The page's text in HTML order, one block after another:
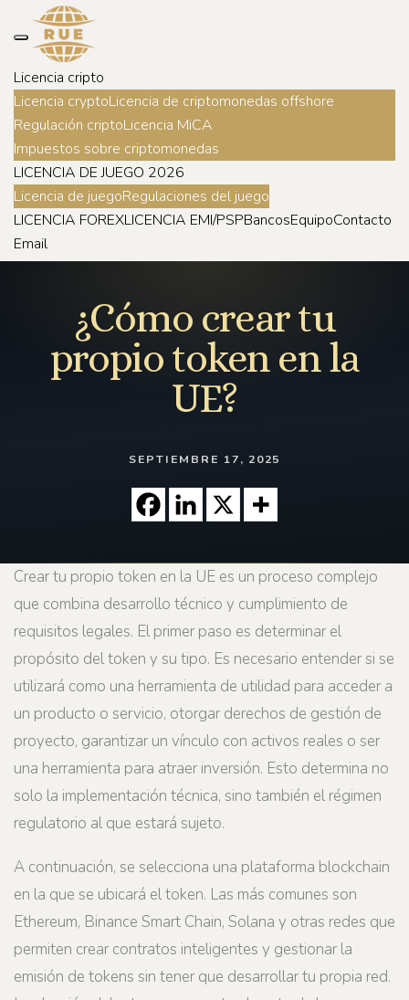
Licencia cripto
Licencia cryptoLicencia de criptomonedas offshore
Regulación criptoLicencia MiCA
Impuestos sobre criptomonedas
LICENCIA DE JUEGO 2026
Licencia de juegoRegulaciones del juego
LICENCIA FOREXLICENCIA EMI/PSPBancosEquipoContacto
Email
¿Cómo crear tu
propio token en la
UE?
SEPTIEMBRE 17, 2025
Crear tu propio token en la UE es un proceso complejo
que combina desarrollo técnico y cumplimiento de
requisitos legales. El primer paso es determinar el
propósito del token y su tipo. Es necesario entender si se
utilizará como una herramienta de utilidad para acceder a
un producto o servicio, otorgar derechos de gestión de
proyecto, garantizar un vínculo con activos reales o ser
una herramienta para atraer inversión. Esto determina no
solo la implementación técnica, sino también el régimen
regulatorio al que estará sujeto.
A continuación, se selecciona una plataforma blockchain
en la que se ubicará el token. Las más comunes son
Ethereum, Binance Smart Chain, Solana y otras redes que
permiten crear contratos inteligentes y gestionar la
emisión de tokens sin tener que desarrollar tu propia red.